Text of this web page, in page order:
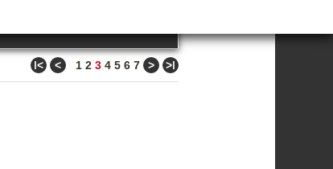
ǀ< < 1 2 3 4 5 6 7 > >ǀ
Typ
HTTP